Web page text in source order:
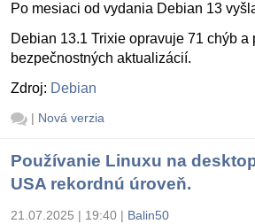
Po mesiaci od vydania Debian 13
Debian 13.1 Trixie opravuje 71 chýb a
bezpečnostných aktualizácií.
Zdroj: Debian
| Nová verzia
Používanie Linuxu na
USA rekordnú úroveň.
21.07.2025 | 19:40 | Balin50